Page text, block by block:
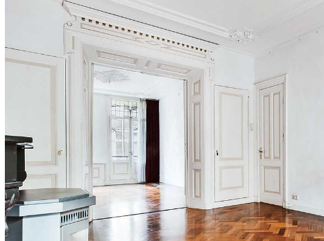
עם שלושה חדרי שינה
מ"ר
₪6,700/יַרחוֹן
וילה עם ארבעה חדרי שינה עם טרסה
ירושלים, ישראל
4
3